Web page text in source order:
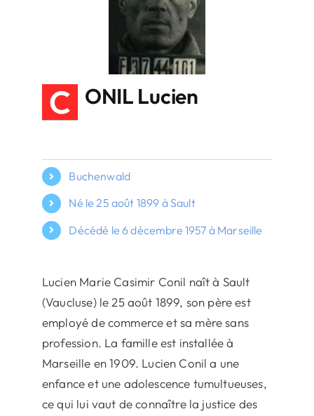
C ONIL Lucien
Buchenwald
Né le 25 août 1899 à Sault
Décédé le 6 décembre 1957 à Marseille
Lucien Marie Casimir Conil naît à Sault
(Vaucluse) le 25 août 1899, son père est
employé de commerce et sa mère sans
profession. La famille est installée à
Marseille en 1909. Lucien Conil a une
enfance et une adolescence tumultueuses,
ce qui lui vaut de connaître la justice des